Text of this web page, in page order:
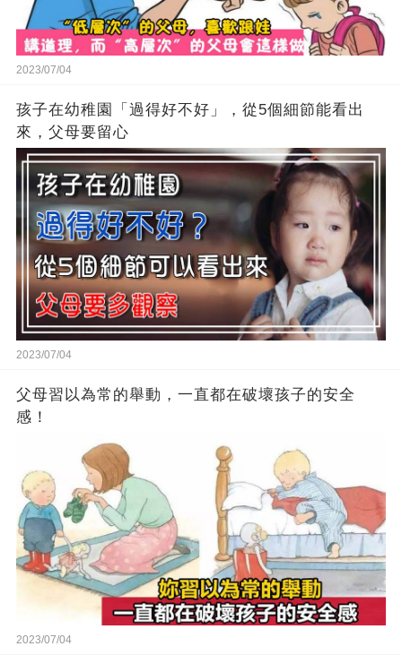
2023/07/04
孩子在幼稚園「過得好不好」，從5個細節能看出
來，父母要留心
2023/07/04
父母習以為常的舉動，一直都在破壞孩子的安全
感！
2023/07/04